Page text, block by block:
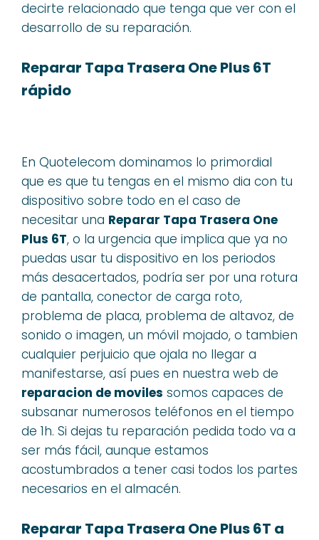
decirte relacionado que tenga que ver con el
desarrollo de su reparación.
Reparar Tapa Trasera One Plus 6T
rápido
En Quotelecom dominamos lo primordial
que es que tu tengas en el mismo dia con tu
dispositivo sobre todo en el caso de
necesitar una Reparar Tapa Trasera One
Plus 6T, o la urgencia que implica que ya no
puedas usar tu dispositivo en los periodos
más desacertados, podría ser por una rotura
de pantalla, conector de carga roto,
problema de placa, problema de altavoz, de
sonido o imagen, un móvil mojado, o tambien
cualquier perjuicio que ojala no llegar a
manifestarse, así pues en nuestra web de
reparacion de moviles somos capaces de
subsanar numerosos teléfonos en el tiempo
de 1h. Si dejas tu reparación pedida todo va a
ser más fácil, aunque estamos
acostumbrados a tener casi todos los partes
necesarios en el almacén.
Reparar Tapa Trasera One Plus 6T a